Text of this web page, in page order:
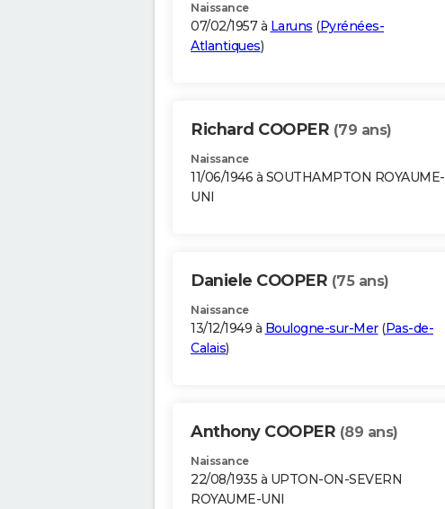
Naissance
07/02/1957 à Laruns (Pyrénées-
Atlantiques)
Richard COOPER (79 ans)
Naissance
11/06/1946 à SOUTHAMPTON ROYAUME-
UNI
Daniele COOPER (75 ans)
Naissance
13/12/1949 à Boulogne-sur-Mer(Pas-de-
Calais)
Anthony COOPER (89 ans)
Naissance
22/08/1935 à UPTON-ON-SEVERN
ROYAUME-UNI